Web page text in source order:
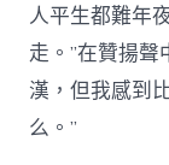
人平生都難年
走。”在贊揚
漢，但我感到
么。”